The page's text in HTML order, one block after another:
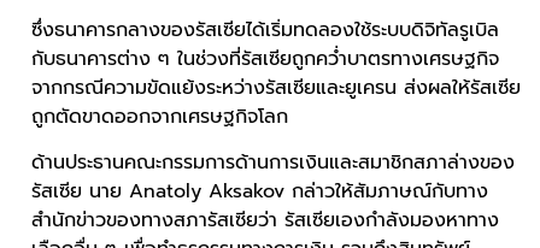
ซึ่งธนาคารกลางของรัสเซียได้เริ่มทดลองใช้ระบบดิจิทัลรูเบิล
กับธนาคารต่าง ๆ ในช่วงที่รัสเซียถูกคว่ำบาตรทางเศรษฐกิจ
จากกรณีความขัดแย้งระหว่างรัสเซียและยูเครน ส่งผลให้รัสเซีย
ถูกตัดขาดออกจากเศรษฐกิจโลก
ด้านประธานคณะกรรมการด้านการเงินและสมาชิกสภาล่างของ
รัสเซีย นาย Anatoly Aksakov กล่าวให้สัมภาษณ์กับทาง
สำนักข่าวของทางสภารัสเซียว่า รัสเซียเองกำลังมองหาทาง